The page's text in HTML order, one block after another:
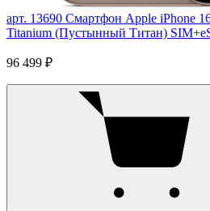
арт. 13690 Смартфон Apple iPhone
Titanium (Пустынный Титан)
96 499 ₽